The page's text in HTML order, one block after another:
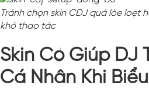
Tránh chọn skin CDJ quá lòe loẹt
khó thao tác
Skin Có Giúp DJ
Cá Nhân Khi